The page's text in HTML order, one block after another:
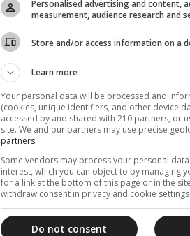
Γάλλοι δεν θα βρουν
δεν είναι υπανάπτυκτο- «τελευταία»
έγιναν Μουσουλμάνοι».
30 Ιανουαρίου 2019
Γέροντας Παΐσιος: Πολλά
δε θα προλάβουν καν να
δακτυλογραφηθούν
Έχουν γραφτεί πολλά για τον Άγιο
έγραψαν για...
Personalised advertising and content,
measurement, audience research and
Store and/or access information on a
Learn more
Your personal data will be processed and
(cookies, unique identifiers, and other device
accessed by and shared with 210 partners, or
site. We and our partners may use precise
partners.
Some vendors may process your personal
interest, which you can object to by managing
for a link at the bottom of this page or in the
withdraw consent in privacy and cookie settings.
Do not consent